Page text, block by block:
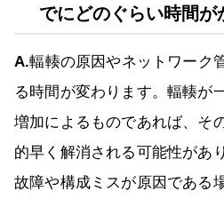
でにどのぐらい時間が
A.輻輳の原因やネットワーク
る時間が変わります。輻輳が
増加によるものであれば、そ
的早く解消される可能性があ
故障や構成ミスが原因である